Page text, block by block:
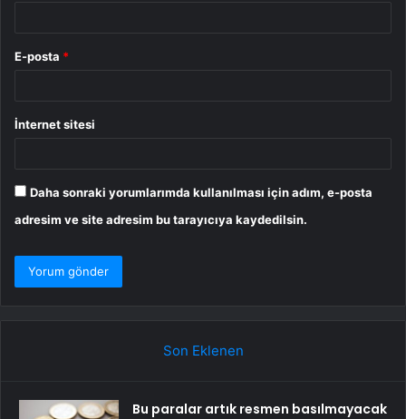
E-posta *
İnternet sitesi
Daha sonraki yorumlarımda kullanılması için adım, e-posta
adresim ve site adresim bu tarayıcıya kaydedilsin.
Son Eklenen
Bu paralar artık resmen basılmayacak